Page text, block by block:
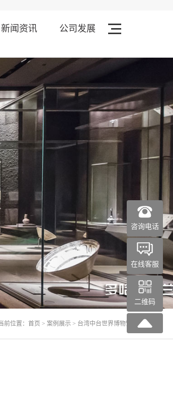
新闻资讯 公司发展
前位置： 首页 > 案例展示 > 台湾中台世界博物馆
咨询电话
在线客服
二维码